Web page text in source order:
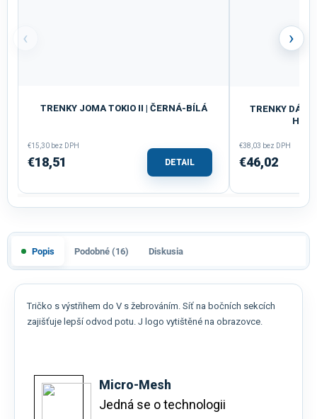
‹
TRENKY JOMA TOKIO II | ČERNÁ-BÍLÁ
€15,30 bez DPH
€18,51 DETAIL
TRENKY
€38,03 bez DPH
€46,02
›
Popis Podobné (16) Diskusia
Tričko s výstřihem do V s žebrováním. Síť na bočních sekcích
zajišťuje lepší odvod potu. J logo vytištěné na obrazovce.
Micro-Mesh
Jedná se o technologii